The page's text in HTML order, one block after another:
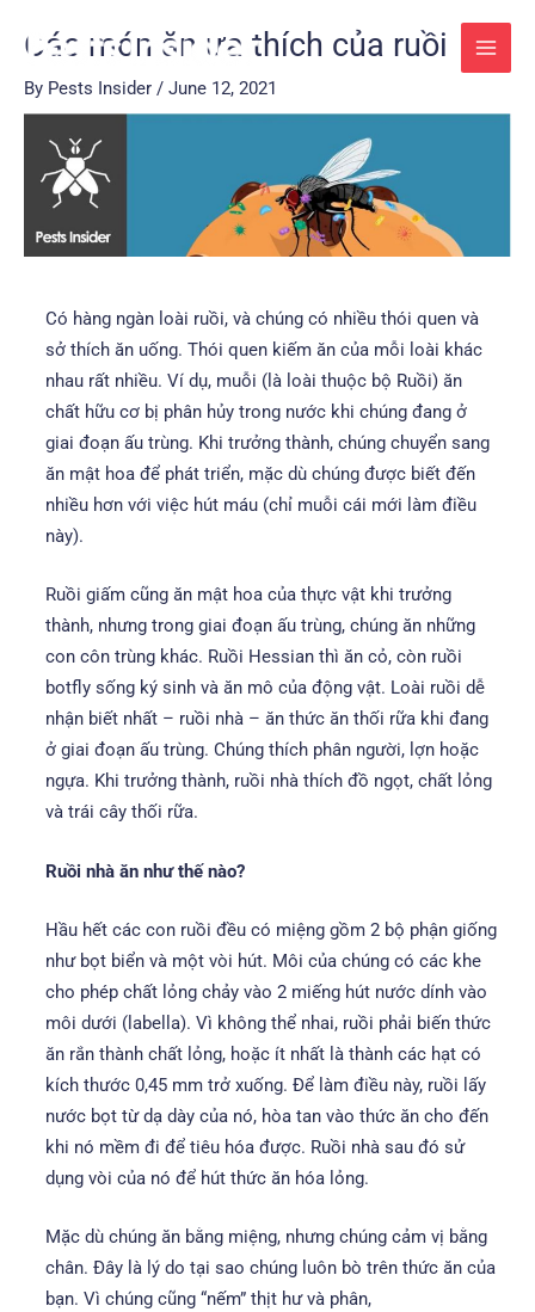
content
Các món ăn ưa thích của ruồi
By Pests Insider / June 12, 2021
Có hàng ngàn loài ruồi, và chúng có nhiều thói quen và
sở thích ăn uống. Thói quen kiếm ăn của mỗi loài khác
nhau rất nhiều. Ví dụ, muỗi (là loài thuộc bộ Ruồi) ăn
chất hữu cơ bị phân hủy trong nước khi chúng đang ở
giai đoạn ấu trùng. Khi trưởng thành, chúng chuyển sang
ăn mật hoa để phát triển, mặc dù chúng được biết đến
nhiều hơn với việc hút máu (chỉ muỗi cái mới làm điều
này).
Ruồi giấm cũng ăn mật hoa của thực vật khi trưởng
thành, nhưng trong giai đoạn ấu trùng, chúng ăn những
con côn trùng khác. Ruồi Hessian thì ăn cỏ, còn ruồi
botfly sống ký sinh và ăn mô của động vật. Loài ruồi dễ
nhận biết nhất – ruồi nhà – ăn thức ăn thối rữa khi đang
ở giai đoạn ấu trùng. Chúng thích phân người, lợn hoặc
ngựa. Khi trưởng thành, ruồi nhà thích đồ ngọt, chất lỏng
và trái cây thối rữa.
Ruồi nhà ăn như thế nào?
Hầu hết các con ruồi đều có miệng gồm 2 bộ phận giống
như bọt biển và một vòi hút. Môi của chúng có các khe
cho phép chất lỏng chảy vào 2 miếng hút nước dính vào
môi dưới (labella). Vì không thể nhai, ruồi phải biến thức
ăn rắn thành chất lỏng, hoặc ít nhất là thành các hạt có
kích thước 0,45 mm trở xuống. Để làm điều này, ruồi lấy
nước bọt từ dạ dày của nó, hòa tan vào thức ăn cho đến
khi nó mềm đi để tiêu hóa được. Ruồi nhà sau đó sử
dụng vòi của nó để hút thức ăn hóa lỏng.
Mặc dù chúng ăn bằng miệng, nhưng chúng cảm vị bằng
chân. Đây là lý do tại sao chúng luôn bò trên thức ăn của
bạn. Vì chúng cũng “nếm” thịt hư và phân,
navigation